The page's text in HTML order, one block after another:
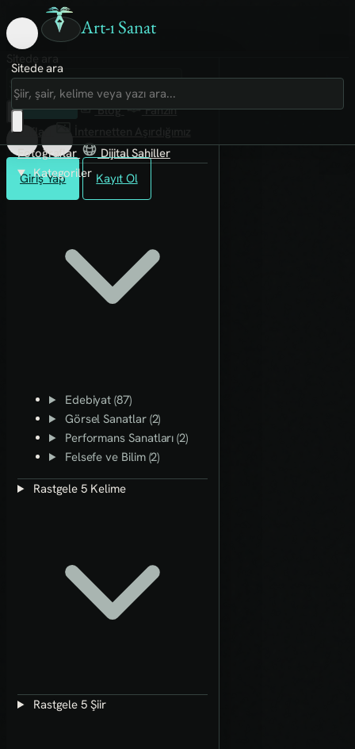
Art-ı Sanat
Giriş Yap Kayıt Ol
Sitede ara
Art-ı Sosyal
İmece
Kütüphane
Blog
Fanzin
Rafları
Fotoğraflar
Dijital Sahiller
Kategoriler
Edebiyat (87)
Görsel Sanatlar (2)
Performans Sanatları (2)
Felsefe ve Bilim (2)
Rastgele 5 Kelime
Rastgele 5 Şiir